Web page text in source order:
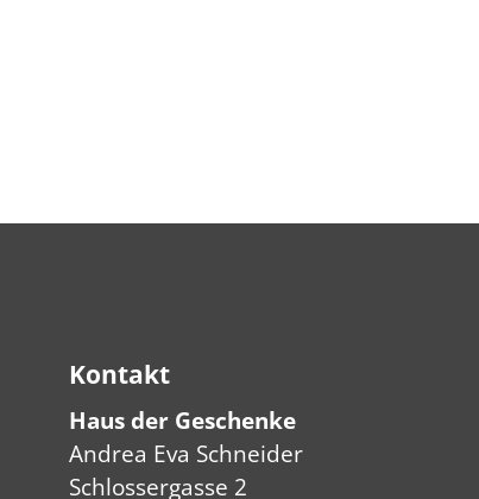
Kontakt
Haus der Geschenke
Andrea Eva Schneider
Schlossergasse 2